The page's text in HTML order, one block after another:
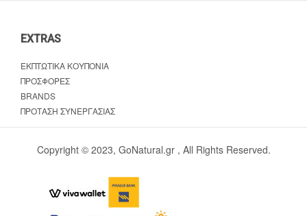
EXTRAS
ΕΚΠΤΩΤΙΚΆ ΚΟΥΠΌΝΙΑ
ΠΡΟΣΦΟΡΈΣ
BRANDS
ΠΡΌΤΑΣΗ ΣΥΝΕΡΓΑΣΊΑΣ
Copyright © 2023, GoNatural.gr , All Rights Reserved.